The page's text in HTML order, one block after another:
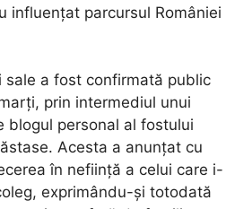
influențat parcursul României
sale a fost confirmată public
prin intermediul unui
blogul personal al fostului
Acesta a anunțat cu
în neființă a celui care i-
exprimându-și totodată